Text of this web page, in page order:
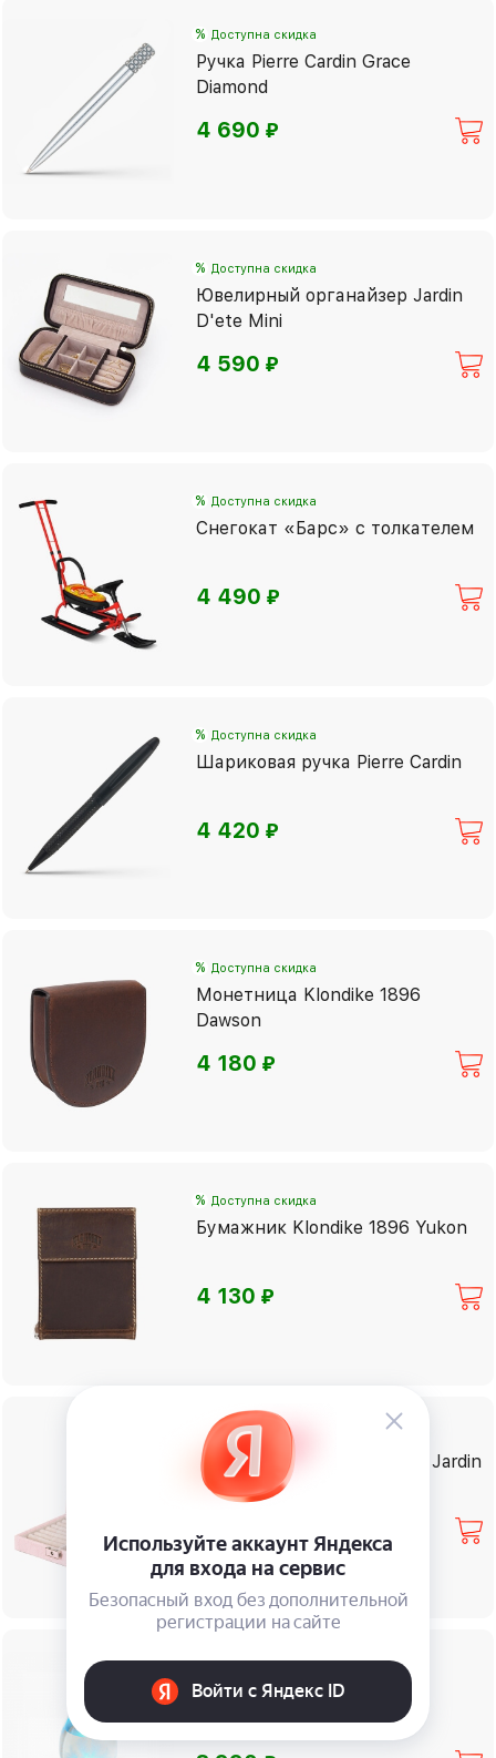
% Доступна скидка
Ручка Pierre Cardin Grace
Diamond
4 690⃏
% Доступна скидка
Ювелирный органайзер Jardin
D'ete Mini
4 590⃏
% Доступна скидка
Снегокат «Барс» с толкателем
4 490⃏
% Доступна скидка
Шариковая ручка Pierre Cardin
4 420⃏
% Доступна скидка
Монетница Klondike 1896
Dawson
4 180⃏
% Доступна скидка
Бумажник Klondike 1896 Yukon
4 130⃏
Доступна скидка
Шкатулка для украшений Jardin
D'ete
4 120
Штормгласс